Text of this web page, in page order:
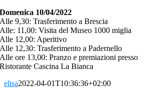
Domenica 10/04/2022
Alle 9,30: Trasferimento a Brescia
Alle: 11,00: Visita del Museo 1000 miglia
Alle 12,00: Aperitivo
Alle 12,30: Trasferimento a Padernello
Alle ore 13,00: Pranzo e premiazioni presso
Ristorante Cascina La Bianca
elisa2022-04-01T10:36:36+02:00